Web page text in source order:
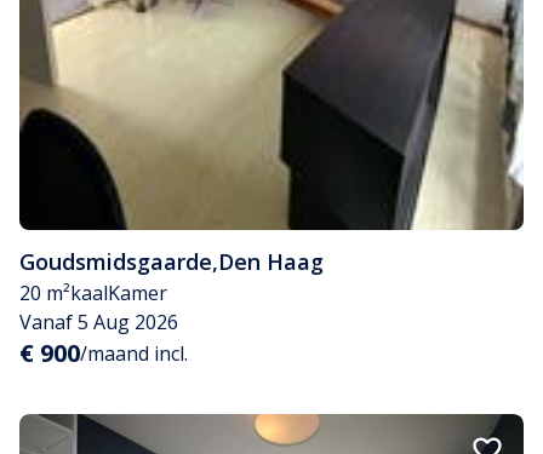
Goudsmidsgaarde,Den Haag
20 m²kaalKamer
Vanaf 5 Aug 2026
€ 900/maand incl.